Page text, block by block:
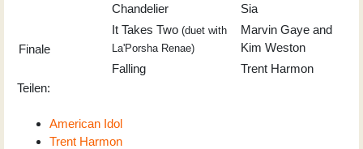
Chandelier
Sia
Finale
It Takes Two (duet with
La'Porsha Renae)
Marvin Gaye and
Kim Weston
Falling
Trent Harmon
Teilen:
American Idol
Trent Harmon